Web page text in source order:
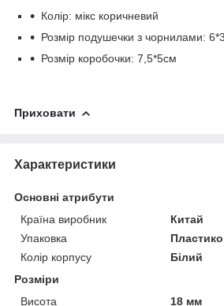
Колір: мікс коричневий
Розмір подушечки з чорнилами:
Розмір коробочки: 7,5*5см
Приховати
Характеристики
Основні атрибути
Країна виробник
Китай
Упаковка
Колір корпусу
Білий
Розміри
Висота
18 мм